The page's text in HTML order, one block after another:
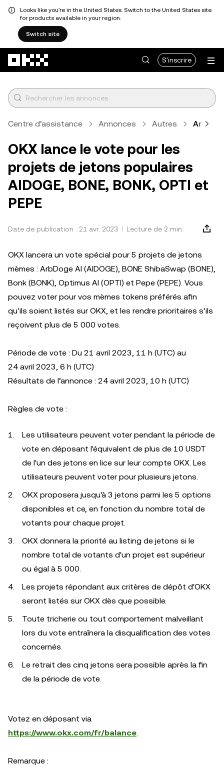
Looks like you're in the United States. Switch to the United States site
for products available in your region.
Switch site
S'inscrire
Centre d’assistance Annonces Autres Article
OKX lance le vote pour les
projets de jetons populaires
AIDOGE, BONE, BONK, OPTI et
PEPE
Date de publication : 21 avr. 2023 Lecture de 2 min
OKX lancera un vote spécial pour 5 projets de jetons
mèmes : ArbDoge AI (AIDOGE), BONE ShibaSwap (BONE),
Bonk (BONK), Optimus AI (OPTI) et Pepe (PEPE). Vous
pouvez voter pour vos mèmes tokens préférés afin
qu'ils soient listés sur OKX, et les rendre prioritaires s'ils
reçoivent plus de 5 000 votes.
Période de vote : Du 21 avril 2023, 11 h (UTC) au
24 avril 2023, 6 h (UTC)
Résultats de l’annonce : 24 avril 2023, 10 h (UTC)
Règles de vote :
Les utilisateurs peuvent voter pendant la période de
vote en déposant l'équivalent de plus de 10 USDT
de l'un des jetons en lice sur leur compte OKX. Les
utilisateurs peuvent voter pour plusieurs jetons.
OKX proposera jusqu'à 3 jetons parmi les 5 options
disponibles et ce, en fonction du nombre total de
votants pour chaque projet.
OKX donnera la priorité au listing de jetons si le
nombre total de votants d'un projet est supérieur
ou égal à 5 000.
Les projets répondant aux critères de dépôt d'OKX
seront listés sur OKX dès que possible.
Toute tricherie ou tout comportement malveillant
lors du vote entraînera la disqualification des votes
concernés.
Le retrait des cinq jetons sera possible après la fin
de la période de vote.
Votez en déposant via
https://www.okx.com/fr/balance.
Remarque :